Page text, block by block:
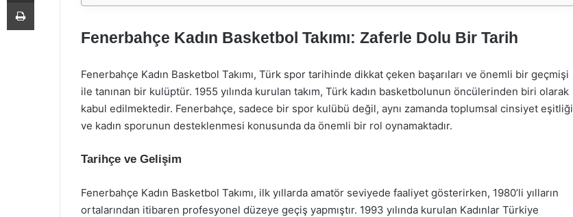
Fenerbahçe Kadın Basketbol Takımı: Zaferle Dolu Bir Tarih
Fenerbahçe Kadın Basketbol Takımı, Türk spor tarihinde dikkat çeken başarıları ve önemli bir geçmişi
ile tanınan bir kulüptür. 1955 yılında kurulan takım, Türk kadın basketbolunun öncülerinden biri olarak
kabul edilmektedir. Fenerbahçe, sadece bir spor kulübü değil, aynı zamanda toplumsal cinsiyet eşitliği
ve kadın sporunun desteklenmesi konusunda da önemli bir rol oynamaktadır.
Tarihçe ve Gelişim
Fenerbahçe Kadın Basketbol Takımı, ilk yıllarda amatör seviyede faaliyet gösterirken, 1980’li yılların
ortalarından itibaren profesyonel düzeye geçiş yapmıştır. 1993 yılında kurulan Kadınlar Türkiye